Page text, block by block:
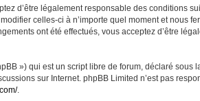
d’être légalement responsable des conditions
celles-ci à n’importe quel moment et nous
ont été effectués, vous acceptez d’être
») qui est un script libre de forum, déclaré sous
sur Internet. phpBB Limited n’est pas
.